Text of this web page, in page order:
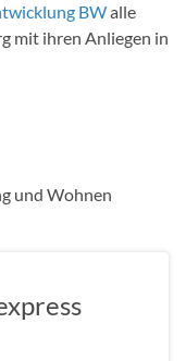
BWalle
mit ihren Anliegen in
und Wohnen